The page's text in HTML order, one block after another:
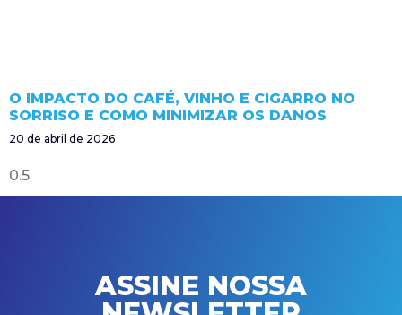
O IMPACTO DO CAFÉ, VINHO E CIGARRO NO
SORRISO E COMO MINIMIZAR OS DANOS
20 de abril de 2026
ASSINE NOSSA